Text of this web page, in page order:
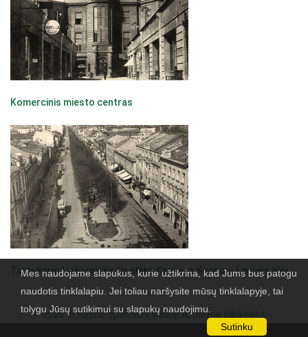
Mes naudojame slapukus, kurie užtikrina, kad Jums bus patogu
naudotis tinklalapiu. Jei toliau naršysite mūsų tinklalapyje, tai
tolygu Jūsų sutikimui su slapukų naudojimu.
Sutinku
Komercinis miesto centras
Tarpukario Lietuvos širdis plakė Kaune, o Kauno – Laisvės alėjoje
2026 © Kauno apskrities viešoji Ažuolyno biblioteka